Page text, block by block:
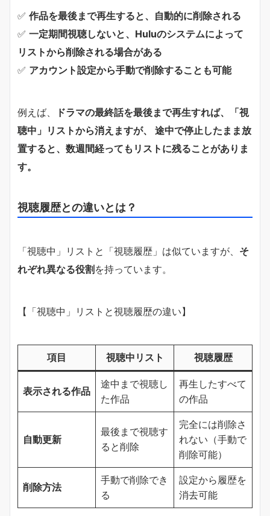
✅ 作品を最後まで再生すると、自動的に削除される
✅ 一定期間視聴しないと、Huluのシステムによって
リストから削除される場合がある
✅ アカウント設定から手動で削除することも可能
例えば、
ドラマの最終話を最後まで再生すれば、「視
聴中」リストから消えますが、 途中で停止したまま放
置すると、数週間経ってもリストに残ることがありま
す。
視聴履歴との違いとは？
「視聴中」リストと「視聴履歴」は似ていますが、 そ
れぞれ異なる役割 を持っています。
【「視聴中」リストと視聴履歴の違い】
項目 視聴中リスト 視聴履歴
表示される作品
途中まで視聴し
た作品
再生したすべて
の作品
自動更新
最後まで視聴す
ると削除
完全には削除さ
れない（手動で
削除可能）
削除方法
手動で削除でき
る
設定から履歴を
消去可能